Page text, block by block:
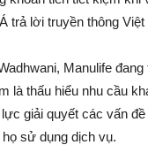
trả lời truyền thông
Manulife
là thấu hiểu nhu cầu
giải quyết các vấn
sử dụng dịch vụ.